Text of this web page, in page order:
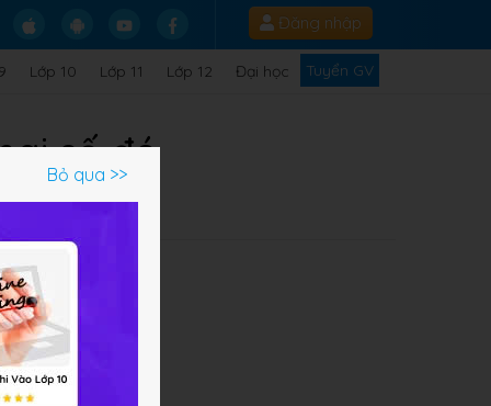
Đăng nhập
Lớp 10 Lớp 11 Lớp 12 Đại học Tuyển GV
số đó
.
Bỏ qua >>